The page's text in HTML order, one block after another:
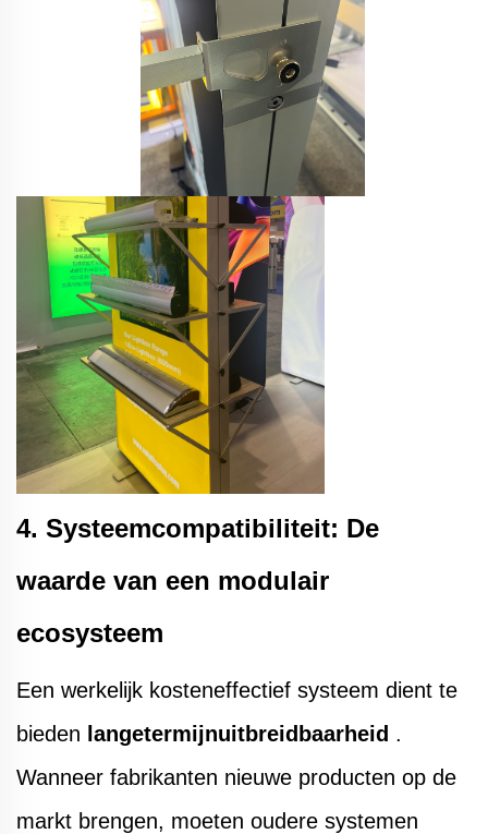
4. Systeemcompatibiliteit: De
waarde van een modulair
ecosysteem
Een werkelijk kosteneffectief systeem dient te
bieden langetermijnuitbreidbaarheid .
Wanneer fabrikanten nieuwe producten op de
markt brengen, moeten oudere systemen